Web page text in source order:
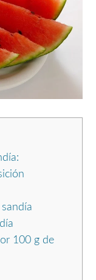
100 g de